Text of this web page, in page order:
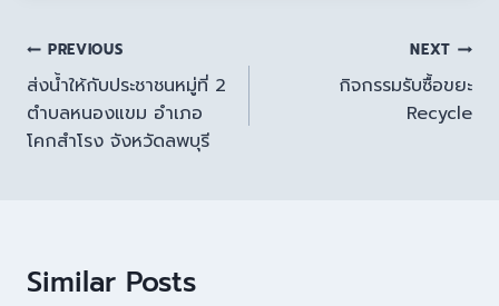
PREVIOUS
ส่งน้ำให้กับประชาชนหมู่ที่ 2
ตำบลหนองแขม อำเภอ
โคกสำโรง จังหวัดลพบุรี
NEXT
กิจกรรมรับซื้อขยะ
Recycle
Similar Posts